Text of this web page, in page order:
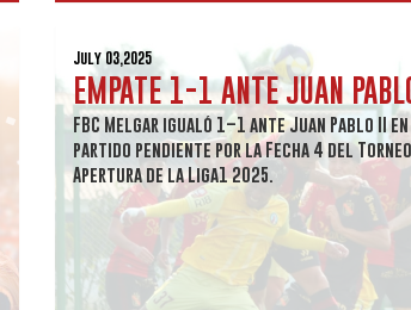
July 03,2025
EMPATE 1-1 ANTE JUAN
FBC Melgar igualó 1–1 ante Juan Pablo II en
partido pendiente por la Fecha 4 del Torneo
Apertura de la Liga1 2025.